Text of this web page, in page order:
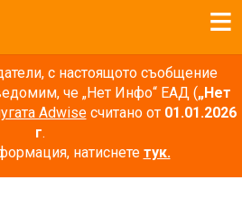
с настоящото съобщение
че „Нет Инфо“ ЕАД („Нет
Adwiseсчитано от 01.01.2026
г.
натиснете тук.